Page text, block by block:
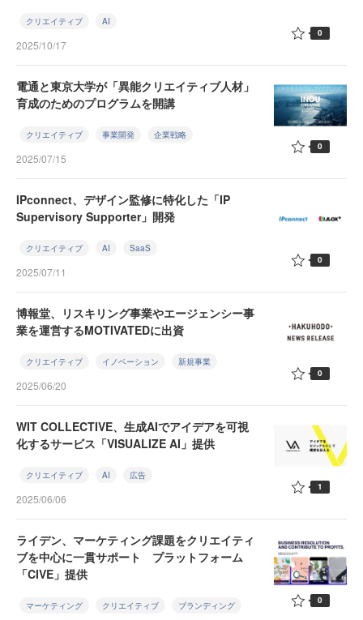
クリエイティブ AI
2025/10/17
0
電通と東京大学が「異能クリエイティブ人材」
育成のためのプログラムを開講
クリエイティブ 事業開発 企業戦略
2025/07/15
0
IPconnect、デザイン監修に特化した「IP
Supervisory Supporter」開発
クリエイティブ AI SaaS
2025/07/11
0
博報堂、リスキリング事業やエージェンシー事
業を運営するMOTIVATEDに出資
クリエイティブ イノベーション 新規事業
2025/06/20
0
WIT COLLECTIVE、生成AIでアイデアを可視
化するサービス「VISUALIZE AI」提供
クリエイティブ AI 広告
2025/06/06
1
ライデン、マーケティング課題をクリエイティ
ブを中心に一貫サポート プラットフォーム
「CIVE」提供
マーケティング クリエイティブ ブランディング 0